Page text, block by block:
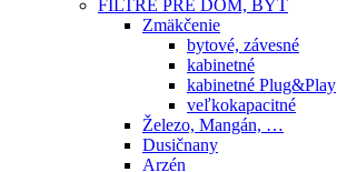
FILTRE PRE DOM, BYT
Zmäkčenie
bytové, závesné
kabinetné
kabinetné Plug&Play
veľkokapacitné
Železo, Mangán, …
Dusičnany
Arzén